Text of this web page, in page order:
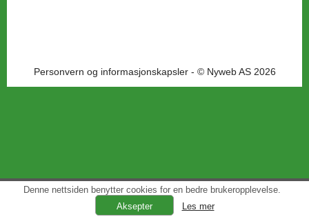
Personvern og informasjonskapsler- © Nyweb AS 2026
Denne nettsiden benytter cookies for en bedre brukeropplevelse.
Les mer